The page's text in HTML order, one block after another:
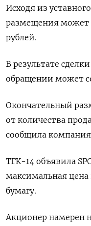
Исходя из
размещения может
рублей.
В результате
обращении может
Окончательный
от количества
сообщила
ТГК-14 объявила
максимальная цена
бумагу.
Акционер намерен